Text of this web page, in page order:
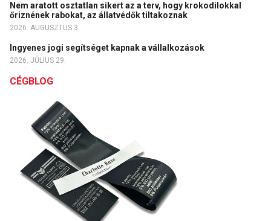
Nem aratott osztatlan sikert az a terv, hogy krokodilokkal
őriznének rabokat, az állatvédők tiltakoznak
2026. AUGUSZTUS 3.
Ingyenes jogi segítséget kapnak a vállalkozások
2026. JÚLIUS 29.
CÉGBLOG